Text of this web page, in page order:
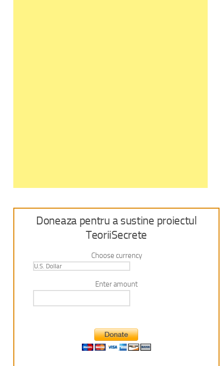
Doneaza pentru a sustine proiectul
TeoriiSecrete
Choose currency
Enter amount